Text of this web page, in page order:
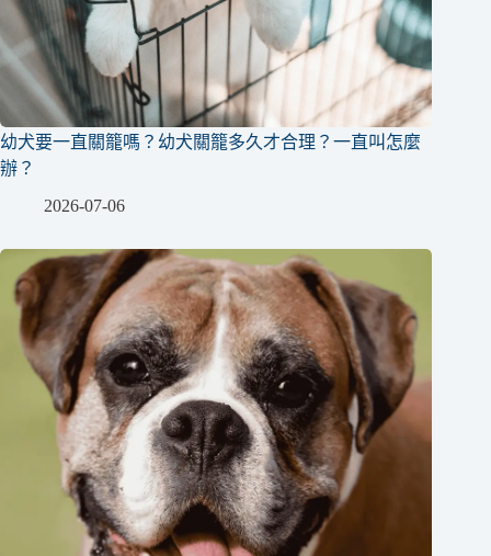
幼犬要一直關籠嗎？幼犬關籠多久才合理？一直叫怎麼
辦？
2026-07-06